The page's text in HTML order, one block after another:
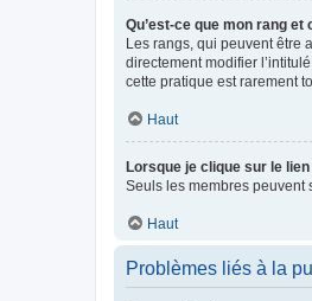
Qu’est-ce que mon rang
Les rangs, qui peuvent être
directement modifier
cette pratique est rarement
Haut
Lorsque je clique sur le lien
Seuls les membres peuvent
Haut
Problèmes liés à la